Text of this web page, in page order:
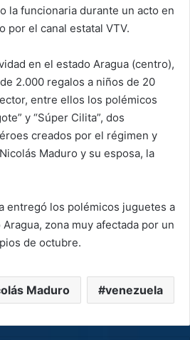
la funcionaria durante un acto en
por el canal estatal VTV.
en el estado Aragua (centro),
2.000 regalos a niños de 20
entre ellos los polémicos
y “Súper Cilita”, dos
creados por el régimen y
Maduro y su esposa, la
entregó los polémicos juguetes a
zona muy afectada por un
de octubre.
Maduro venezuela